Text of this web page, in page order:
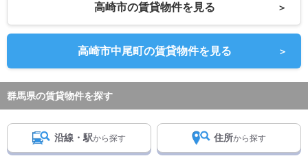
高崎市の賃貸物件を見る ＞
高崎市中尾町の賃貸物件を見る ＞
群馬県の賃貸物件を探す
沿線・駅から探す 住所から探す